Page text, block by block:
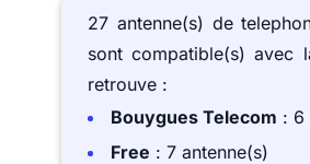
27 antenne(s) de
sont compatible(s) avec
retrouve :
Bouygues Telecom : 6
Free : 7 antenne(s)